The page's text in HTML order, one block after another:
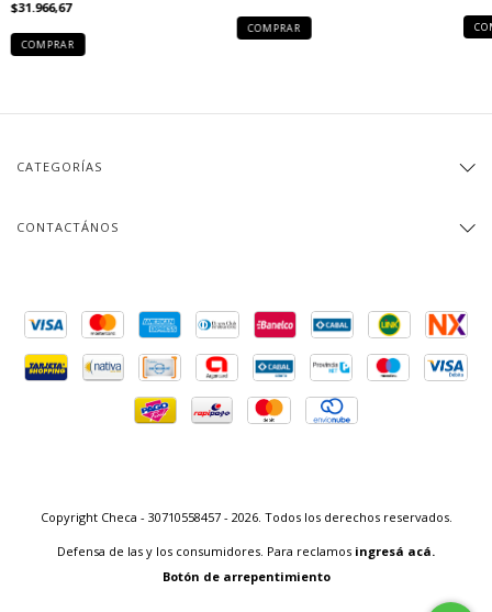
$31.966,67
COMPRAR
COMPRAR
CATEGORÍAS
CONTACTÁNOS
Copyright Checa - 30710558457 - 2026. Todos los derechos reservados.
Defensa de las y los consumidores. Para reclamos ingresá acá.
Botón de arrepentimiento